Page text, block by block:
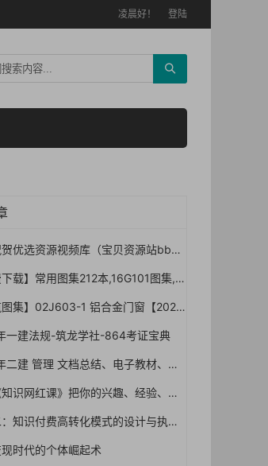
凌晨好！ 登陆
选资源视频库（宝贝资源站bb006）网站正式上线！！
】常用图集212本,16G101图集,水电安装图集-254本【01-0014】
】02J603-1 铝合金门窗【2023国标建筑专业图集大全】
一建法规-筑龙学社-864考证宝典
建 管理 文档总结、电子教材、历年真题
网红课》把你的兴趣、经验、能力变成钱
知识付费高转化模式的设计与执行
时代的个体崛起术